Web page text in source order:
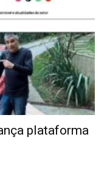
plataforma